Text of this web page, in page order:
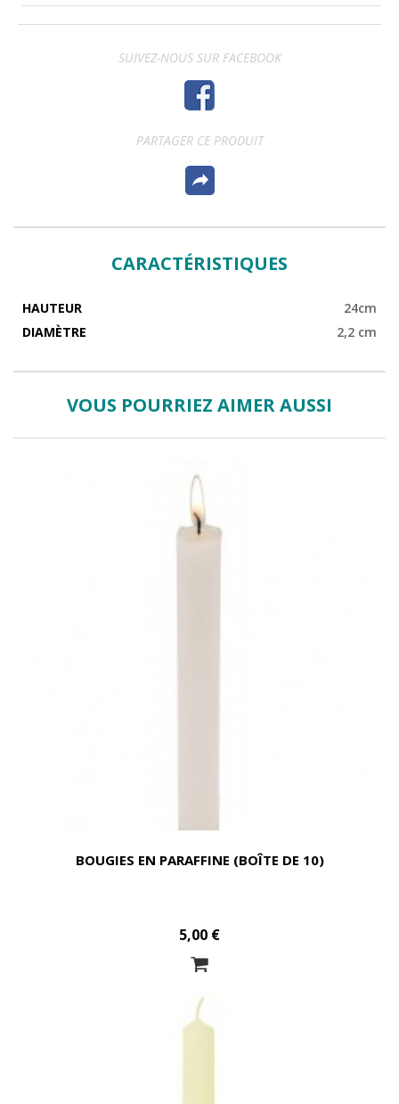
SUIVEZ-NOUS SUR FACEBOOK
PARTAGER CE PRODUIT
CARACTÉRISTIQUES
HAUTEUR
24cm
DIAMÈTRE
2,2 cm
VOUS POURRIEZ AIMER AUSSI
BOUGIES EN PARAFFINE (BOÎTE DE 10)
5,00 €